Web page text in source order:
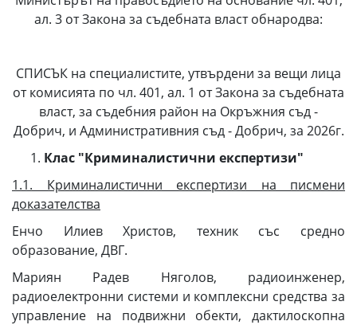
ал. 3 от Закона за съдебната власт обнародва:
СПИСЪК на специалистите, утвърдени за вещи лица
от комисията по чл. 401, ал. 1 от Закона за съдебната
власт, за съдебния район на Окръжния съд -
Добрич, и Административния съд - Добрич, за 2026г.
Клас "Криминалистични експертизи"
1.1. Криминалистични експертизи на писмени
доказателства
Енчо Илиев Христов, техник със средно
образование, ДВГ.
Мариян Радев Няголов, радиоинженер,
радиоелектронни системи и комплексни средства за
управление на подвижни обекти, дактилоскопна